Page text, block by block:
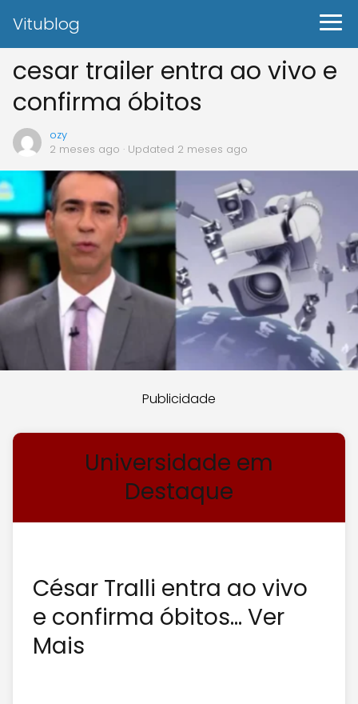
Vitublog
cesar trailer entra ao vivo e
confirma óbitos
ozy
2 meses ago · Updated 2 meses ago
Publicidade
Universidade em
Destaque
César Tralli entra ao vivo
e confirma óbitos... Ver
Mais